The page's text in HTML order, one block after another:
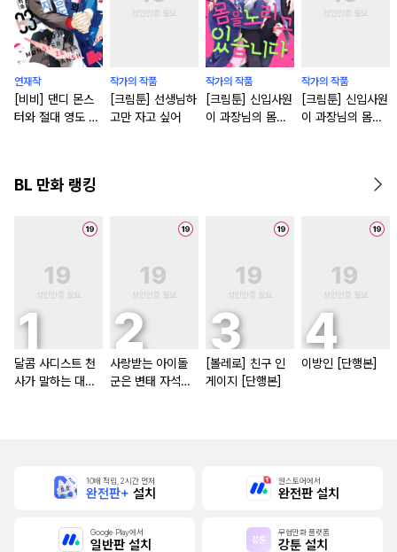
연재작
[비비] 댄디 몬스
터와 절대 영도 남
작가의 작품
[크림툰] 선생님하
고만 자고 싶어
작가의 작품
[크림툰] 신입사원
이 과장님의 몸을
작가의 작품
[크림툰] 신입사원
이 과장님의 몸을
BL 만화 랭킹
달콤 사디스트 천
사가 말하는 대로
사랑받는 아이돌
군은 변태 자석
[볼레로] 친구 인
게이지 [단행본]
이방인 [단행본]
10배 적립, 2시간 먼저
완전판+ 설치
원스토어에서
완전판 설치
Google Play에서
일반판 설치
무협만화 플랫폼
강툰 설치